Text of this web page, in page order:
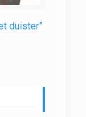
duister”